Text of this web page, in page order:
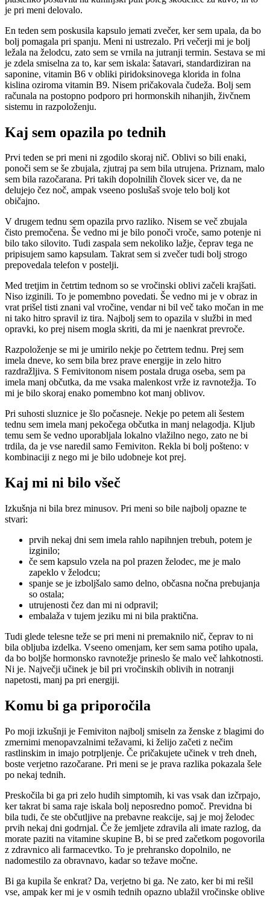
je pri meni delovalo.
En teden sem poskusila kapsulo jemati zvečer, ker sem upala, da bo
bolj pomagala pri spanju. Meni ni ustrezalo. Pri večerji mi je bolj
ležala na želodcu, zato sem se vrnila na jutranji termin. Sestava se mi
je zdela smiselna za to, kar sem iskala: šatavari, standardiziran na
saponine, vitamin B6 v obliki piridoksinovega klorida in folna
kislina oziroma vitamin B9. Nisem pričakovala čudeža. Bolj sem
računala na postopno podporo pri hormonskih nihanjih, živčnem
sistemu in razpoloženju.
Kaj sem opazila po tednih
Prvi teden se pri meni ni zgodilo skoraj nič. Oblivi so bili enaki,
ponoči sem se še zbujala, zjutraj pa sem bila utrujena. Priznam, malo
sem bila razočarana. Pri takih dopolnilih človek sicer ve, da ne
delujejo čez noč, ampak vseeno poslušaš svoje telo bolj kot
običajno.
V drugem tednu sem opazila prvo razliko. Nisem se več zbujala
čisto premočena. Še vedno mi je bilo ponoči vroče, samo potenje ni
bilo tako silovito. Tudi zaspala sem nekoliko lažje, čeprav tega ne
pripisujem samo kapsulam. Takrat sem si zvečer tudi bolj strogo
prepovedala telefon v postelji.
Med tretjim in četrtim tednom so se vročinski oblivi začeli krajšati.
Niso izginili. To je pomembno povedati. Še vedno mi je v obraz in
vrat prišel tisti znani val vročine, vendar ni bil več tako močan in me
ni tako hitro spravil iz tira. Najbolj sem to opazila v službi in med
opravki, ko prej nisem mogla skriti, da mi je naenkrat prevroče.
Razpoloženje se mi je umirilo nekje po četrtem tednu. Prej sem
imela dneve, ko sem bila brez prave energije in zelo hitro
razdražljiva. S Femivitonom nisem postala druga oseba, sem pa
imela manj občutka, da me vsaka malenkost vrže iz ravnotežja. To
mi je bilo skoraj enako pomembno kot manj oblivov.
Pri suhosti sluznice je šlo počasneje. Nekje po petem ali šestem
tednu sem imela manj pekočega občutka in manj nelagodja. Kljub
temu sem še vedno uporabljala lokalno vlažilno nego, zato ne bi
trdila, da je vse naredil samo Femiviton. Rekla bi bolj pošteno: v
kombinaciji z nego mi je bilo udobneje kot prej.
Kaj mi ni bilo všeč
Izkušnja ni bila brez minusov. Pri meni so bile najbolj opazne te
stvari:
prvih nekaj dni sem imela rahlo napihnjen trebuh, potem je
izginilo;
če sem kapsulo vzela na pol prazen želodec, me je malo
zapeklo v želodcu;
spanje se je izboljšalo samo delno, občasna nočna prebujanja
so ostala;
utrujenosti čez dan mi ni odpravil;
embalaža v tujem jeziku mi ni bila praktična.
Tudi glede telesne teže se pri meni ni premaknilo nič, čeprav to ni
bila obljuba izdelka. Vseeno omenjam, ker sem sama potiho upala,
da bo boljše hormonsko ravnotežje prineslo še malo več lahkotnosti.
Ni je. Največji učinek je bil pri vročinskih oblivih in notranji
napetosti, manj pa pri energiji.
Komu bi ga priporočila
Po moji izkušnji je Femiviton najbolj smiseln za ženske z blagimi do
zmernimi menopavzalnimi težavami, ki želijo začeti z nečim
rastlinskim in imajo potrpljenje. Če pričakujete učinek v treh dneh,
boste verjetno razočarane. Pri meni se je prava razlika pokazala šele
po nekaj tednih.
Preskočila bi ga pri zelo hudih simptomih, ki vas vsak dan izčrpajo,
ker takrat bi sama raje iskala bolj neposredno pomoč. Previdna bi
bila tudi, če ste občutljive na prebavne reakcije, saj je moj želodec
prvih nekaj dni godrnjal. Če že jemljete zdravila ali imate razlog, da
morate paziti na vitamine skupine B, bi se pred začetkom pogovorila
z zdravnico ali farmacevtko. To je prehransko dopolnilo, ne
nadomestilo za obravnavo, kadar so težave močne.
Bi ga kupila še enkrat? Da, verjetno bi ga. Ne zato, ker bi mi rešil
vse, ampak ker mi je v osmih tednih opazno ublažil vročinske oblive